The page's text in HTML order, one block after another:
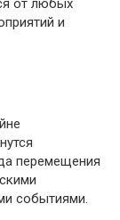
от любых
и
перемещения
событиями.